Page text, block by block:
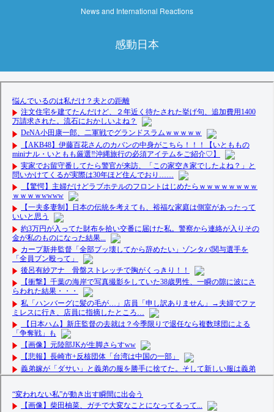
News and International Reactions
感動日本